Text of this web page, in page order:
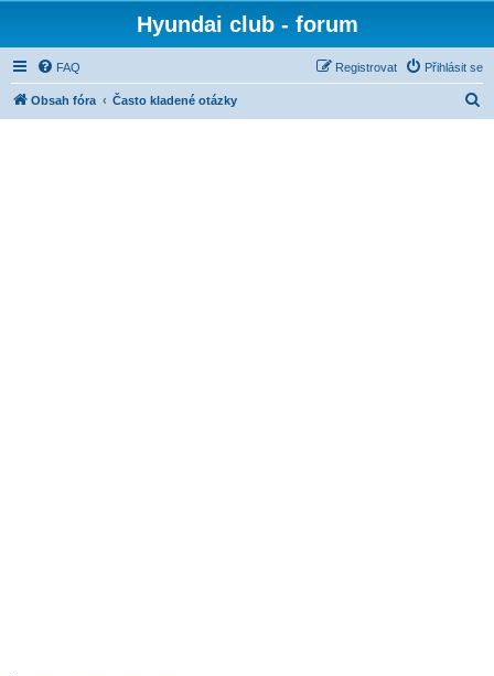
Hyundai club - forum
FAQ Přihlásit se
Registrovat
Obsah fóra Často kladené otázky